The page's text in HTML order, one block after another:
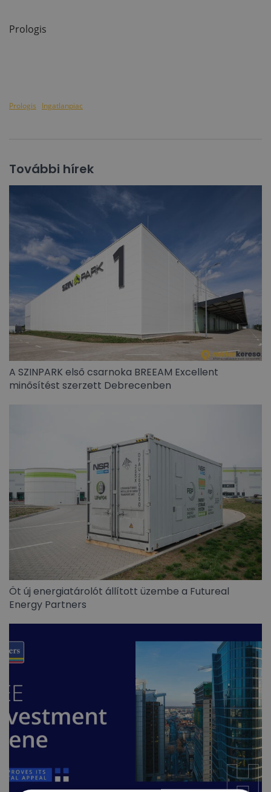
Prologis
Prologis Ingatlanpiac
További hírek
A SZINPARK első csarnoka BREEAM Excellent
minősítést szerzett Debrecenben
Öt új energiatárolót állított üzembe a Futureal
Energy Partners